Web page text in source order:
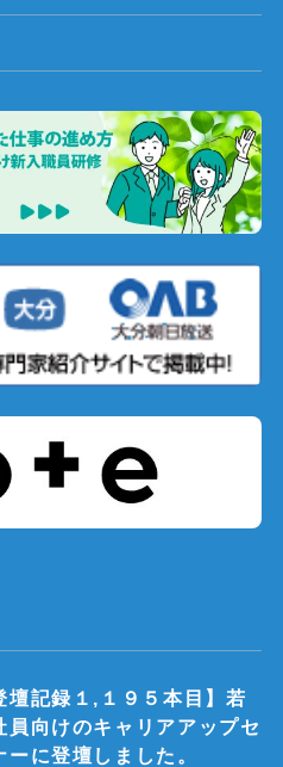
壇記録１,１９５本目】若
員向けのキャリアアップセ
ーに登壇しました。